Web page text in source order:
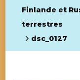
Finlande et
terrestres
dsc_0127